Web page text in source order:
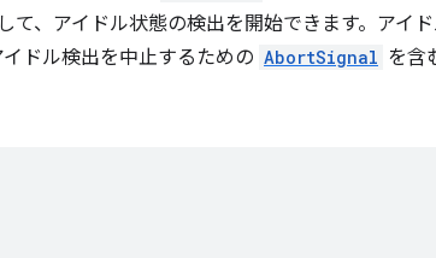
て、アイドル状態の検出を開始できます。アイ
ドル検出を中止するための AbortSignal を含